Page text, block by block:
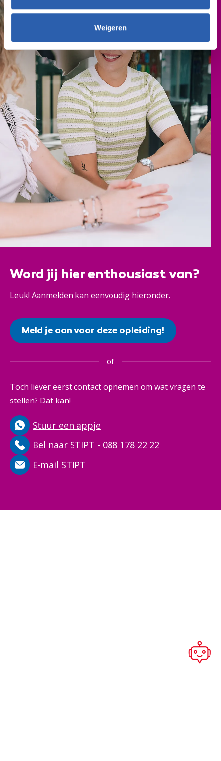
Weigeren
Word jij hier enthousiast van?
Leuk! Aanmelden kan eenvoudig hieronder.
Meld je aan voor deze opleiding!
of
Toch liever eerst contact opnemen om wat vragen te
stellen? Dat kan!
Stuur een appje
Bel naar STIPT - 088 178 22 22
E-mail STIPT